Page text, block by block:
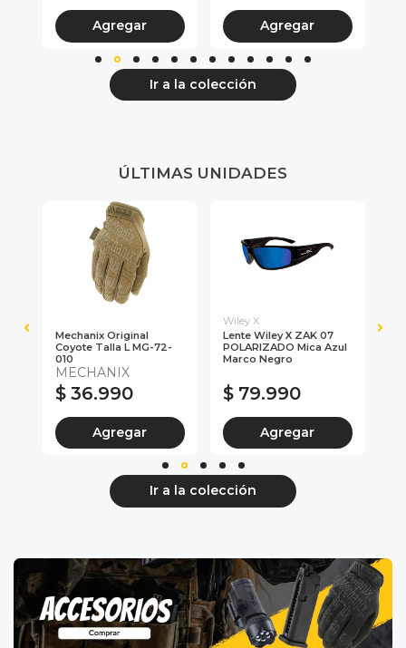
Agregar Agregar
Ir a la colección
ÚLTIMAS UNIDADES
Mechanix Original
Coyote Talla L MG-72-
010
MECHANIX
$ 36.990
Agregar
Wiley X
Lente Wiley X ZAK 07
POLARIZADO Mica Azul
Marco Negro
$ 79.990
Agregar
Ir a la colección